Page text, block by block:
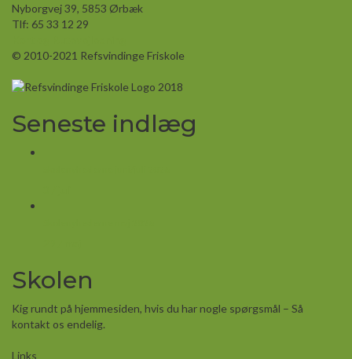
Nyborgvej 39, 5853 Ørbæk
Tlf: 65 33 12 29
© 2010-2021 Refsvindinge Friskole
Seneste indlæg
Skolen
Kig rundt på hjemmesiden, hvis du har nogle spørgsmål – Så
kontakt os endelig.
Links